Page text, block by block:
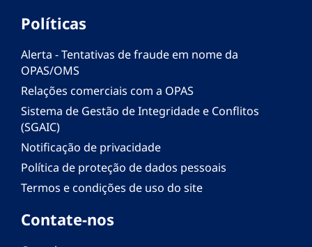
Políticas
Alerta - Tentativas de fraude em nome da
OPAS/OMS
Relações comerciais com a OPAS
Sistema de Gestão de Integridade e Conflitos
(SGAIC)
Notificação de privacidade
Política de proteção de dados pessoais
Termos e condições de uso do site
Contate-nos